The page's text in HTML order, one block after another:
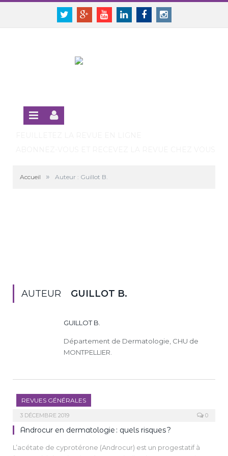
Panneau de gestion des cookies
TwitterGoogle+YoutubeLinkedinFacebookInstagram
SE CONNECTER
Accueil » Auteur : Guillot B.
AUTEUR GUILLOT B.
GUILLOT B.
Département de Dermatologie, CHU de
MONTPELLIER.
REVUES GÉNÉRALES
3 DÉCEMBRE 2019 0
Androcur en dermatologie : quels risques ?
L’acétate de cyprotérone (Androcur) est un progestatif à